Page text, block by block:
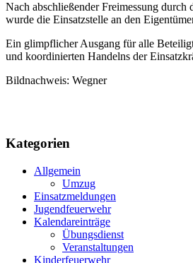
Nach abschließender Freimessung durch
wurde die Einsatzstelle an den
Ein glimpflicher Ausgang für alle
und koordinierten Handelns der
Bildnachweis: Wegner
Kategorien
Allgemein
Umzug
Einsatzmeldungen
Jugendfeuerwehr
Kalendareinträge
Übungsdienst
Veranstaltungen
Kinderfeuerwehr